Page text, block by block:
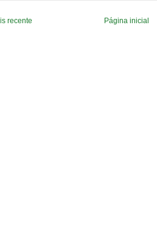
recente Página inicial